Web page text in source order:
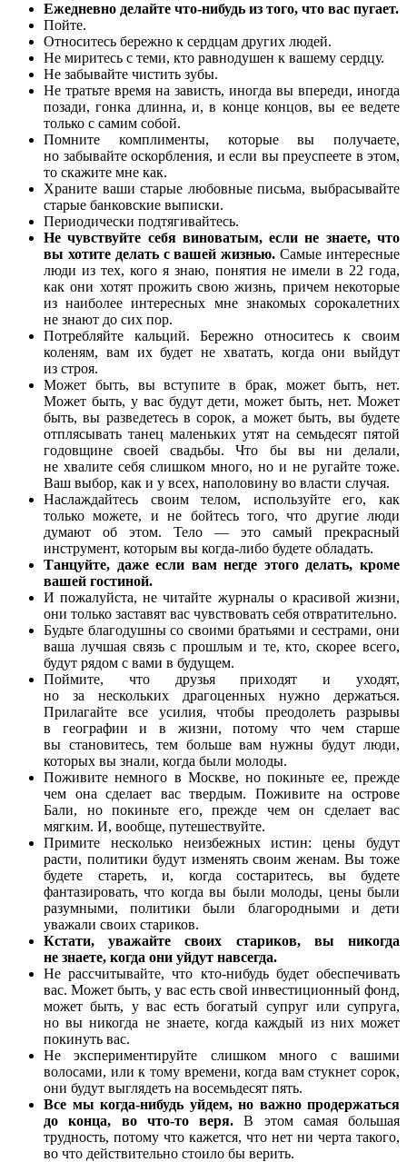
Ежедневно делайте что-нибудь из того, что вас пугает.
Пойте.
Относитесь бережно к сердцам других людей.
Не миритесь с теми, кто равнодушен к вашему сердцу.
Не забывайте чистить зубы.
Не тратьте время на зависть, иногда вы впереди, иногда
позади, гонка длинна, и, в конце концов, вы ее ведете
только с самим собой.
Помните комплименты, которые вы получаете,
но забывайте оскорбления, и если вы преуспеете в этом,
то скажите мне как.
Храните ваши старые любовные письма, выбрасывайте
старые банковские выписки.
Периодически подтягивайтесь.
Не чувствуйте себя виноватым, если не знаете, что
вы хотите делать с вашей жизнью. Самые интересные
люди из тех, кого я знаю, понятия не имели в 22 года,
как они хотят прожить свою жизнь, причем некоторые
из наиболее интересных мне знакомых сорокалетних
не знают до сих пор.
Потребляйте кальций. Бережно относитесь к своим
коленям, вам их будет не хватать, когда они выйдут
из строя.
Может быть, вы вступите в брак, может быть, нет.
Может быть, у вас будут дети, может быть, нет. Может
быть, вы разведетесь в сорок, а может быть, вы будете
отплясывать танец маленьких утят на семьдесят пятой
годовщине своей свадьбы. Что бы вы ни делали,
не хвалите себя слишком много, но и не ругайте тоже.
Ваш выбор, как и у всех, наполовину во власти случая.
Наслаждайтесь своим телом, используйте его, как
только можете, и не бойтесь того, что другие люди
думают об этом. Тело — это самый прекрасный
инструмент, которым вы когда-либо будете обладать.
Танцуйте, даже если вам негде этого делать, кроме
вашей гостиной.
И пожалуйста, не читайте журналы о красивой жизни,
они только заставят вас чувствовать себя отвратительно.
Будьте благодушны со своими братьями и сестрами, они
ваша лучшая связь с прошлым и те, кто, скорее всего,
будут рядом с вами в будущем.
Поймите, что друзья приходят и уходят,
но за нескольких драгоценных нужно держаться.
Прилагайте все усилия, чтобы преодолеть разрывы
в географии и в жизни, потому что чем старше
вы становитесь, тем больше вам нужны будут люди,
которых вы знали, когда были молоды.
Поживите немного в Москве, но покиньте ее, прежде
чем она сделает вас твердым. Поживите на острове
Бали, но покиньте его, прежде чем он сделает вас
мягким. И, вообще, путешествуйте.
Примите несколько неизбежных истин: цены будут
расти, политики будут изменять своим женам. Вы тоже
будете стареть, и, когда состаритесь, вы будете
фантазировать, что когда вы были молоды, цены были
разумными, политики были благородными и дети
уважали своих стариков.
Кстати, уважайте своих стариков, вы никогда
не знаете, когда они уйдут навсегда.
Не рассчитывайте, что кто-нибудь будет обеспечивать
вас. Может быть, у вас есть свой инвестиционный фонд,
может быть, у вас есть богатый супруг или супруга,
но вы никогда не знаете, когда каждый из них может
покинуть вас.
Не экспериментируйте слишком много с вашими
волосами, или к тому времени, когда вам стукнет сорок,
они будут выглядеть на восемьдесят пять.
Все мы когда-нибудь уйдем, но важно продержаться
до конца, во что-то веря. В этом самая большая
трудность, потому что кажется, что нет ни черта такого,
во что действительно стоило бы верить.